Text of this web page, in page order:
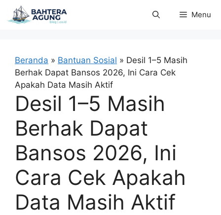
Langsung
ke
Menu
Beranda » Bantuan Sosial » Desil 1–5 Masih
Berhak Dapat Bansos 2026, Ini Cara Cek
Apakah Data Masih Aktif
Desil 1–5 Masih
Berhak Dapat
Bansos 2026, Ini
Cara Cek Apakah
Data Masih Aktif